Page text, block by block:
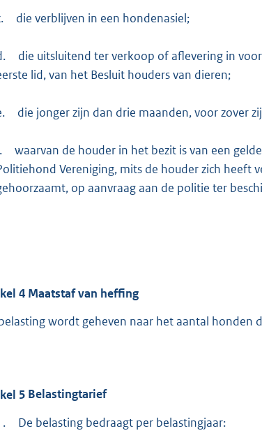
die verblijven in een hondenasiel;
die uitsluitend ter verkoop of aflevering in
lid, van het Besluit houders van dieren;
die jonger zijn dan drie maanden, voor zover
waarvan de houder in het bezit is van een
Vereniging, mits de houder zich heeft
op aanvraag aan de politie ter
4 Maatstaf van heffing
wordt geheven naar het aantal honden
5 Belastingtarief
De belasting bedraagt per belastingjaar: